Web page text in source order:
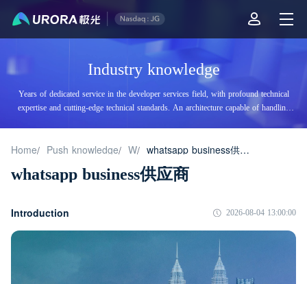
Industry knowledge
Years of dedicated service in the developer services field, with profound technical
expertise and cutting-edge technical standards. An architecture capable of handling
tens of billions of daily visits, supporting billions of high-concurrency accesses.
Home/ Push knowledge/ W/ whatsapp business供应商
whatsapp business供应商
Introduction 2026-08-04 13:00:00